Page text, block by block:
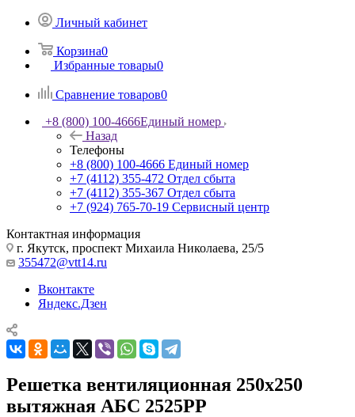
Личный кабинет
Корзина0
Избранные товары0
Сравнение товаров0
+8 (800) 100-4666Единый номер
Назад
Телефоны
+8 (800) 100-4666 Единый номер
+7 (4112) 355-472 Отдел сбыта
+7 (4112) 355-367 Отдел сбыта
+7 (924) 765-70-19 Сервисный центр
Контактная информация
г. Якутск, проспект Михаила Николаева, 25/5
355472@vtt14.ru
Вконтакте
Яндекс.Дзен
Решетка вентиляционная 250х250
вытяжная АБС 2525РР